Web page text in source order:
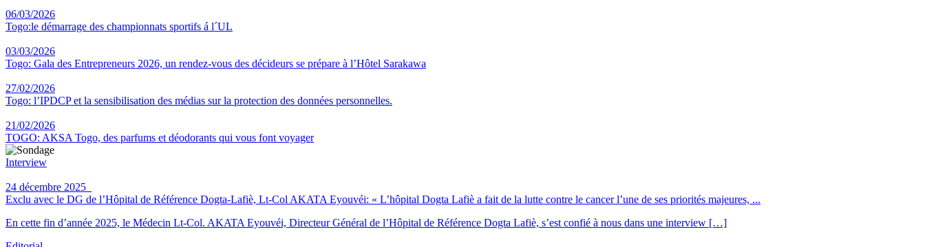
06/03/2026
Togo:le démarrage des championnats sportifs á l´UL
03/03/2026
Togo: Gala des Entrepreneurs 2026, un rendez-vous des décideurs se prépare à l’Hôtel Sarakawa
27/02/2026
Togo: l’IPDCP et la sensibilisation des médias sur la protection des données personnelles.
21/02/2026
TOGO: AKSA Togo, des parfums et déodorants qui vous font voyager
Interview
24 décembre 2025
Exclu avec le DG de l’Hôpital de Référence Dogta-Lafiè, Lt-Col AKATA Eyouvéi: « L’hôpital Dogta Lafiè a fait de la lutte contre le cancer l’une de ses priorités majeures, ...
En cette fin d’année 2025, le Médecin Lt-Col. AKATA Eyouvéi, Directeur Général de l’Hôpital de Référence Dogta Lafiè, s’est confié à nous dans une interview […]